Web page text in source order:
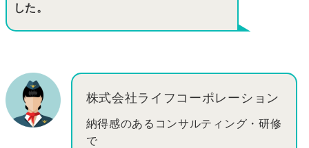
した。
株式会社ライフコーポレーション
納得感のあるコンサルティング・研修
で